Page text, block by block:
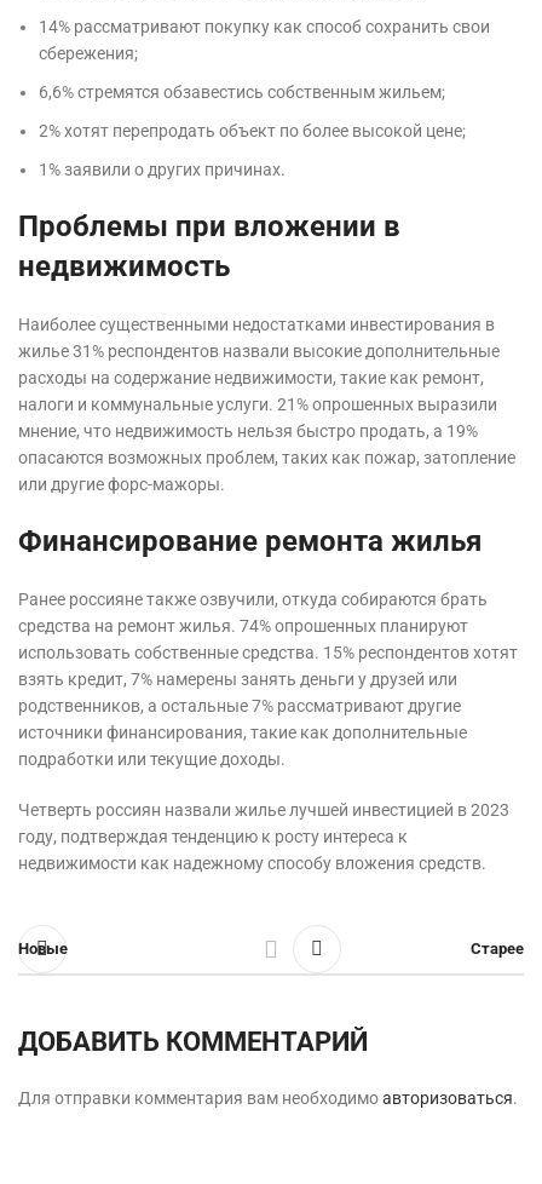
14% рассматривают покупку как способ сохранить свои
сбережения;
6,6% стремятся обзавестись собственным жильем;
2% хотят перепродать объект по более высокой цене;
1% заявили о других причинах.
Проблемы при вложении в
недвижимость
Наиболее существенными недостатками инвестирования в
жилье 31% респондентов назвали высокие дополнительные
расходы на содержание недвижимости, такие как ремонт,
налоги и коммунальные услуги. 21% опрошенных выразили
мнение, что недвижимость нельзя быстро продать, а 19%
опасаются возможных проблем, таких как пожар, затопление
или другие форс-мажоры.
Финансирование ремонта жилья
Ранее россияне также озвучили, откуда собираются брать
средства на ремонт жилья. 74% опрошенных планируют
использовать собственные средства. 15% респондентов хотят
взять кредит, 7% намерены занять деньги у друзей или
родственников, а остальные 7% рассматривают другие
источники финансирования, такие как дополнительные
подработки или текущие доходы.
Четверть россиян назвали жилье лучшей инвестицией в 2023
году, подтверждая тенденцию к росту интереса к
недвижимости как надежному способу вложения средств.
Новые Старее
ДОБАВИТЬ КОММЕНТАРИЙ
Для отправки комментария вам необходимоавторизоваться.